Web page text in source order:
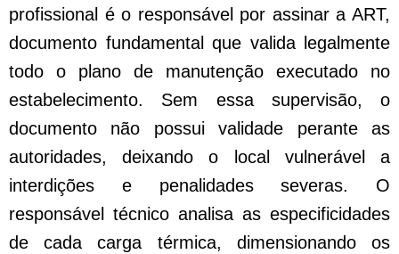
profissional é o responsável por assinar a ART,
documento fundamental que valida legalmente
todo o plano de manutenção executado no
estabelecimento. Sem essa supervisão, o
documento não possui validade perante as
autoridades, deixando o local vulnerável a
interdições e penalidades severas. O
responsável técnico analisa as especificidades
de cada carga térmica, dimensionando os